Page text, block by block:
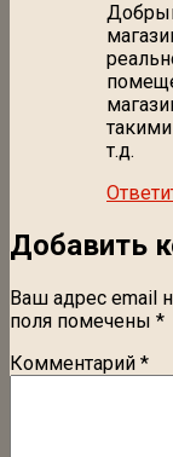
т.д.
Добавить
Ваш адрес email
поля помечены *
Комментарий *